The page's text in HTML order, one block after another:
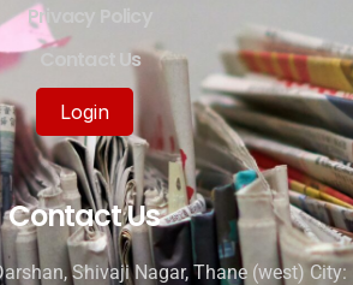
Privacy Policy
Contact Us
Login
Contact Us
Shivaji Nagar, Thane (west) City: